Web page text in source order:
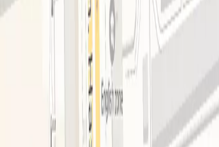
Расположение
Расстояние до центра города: 500 м, Расстояние до
аэропорта Алматы: 13 км